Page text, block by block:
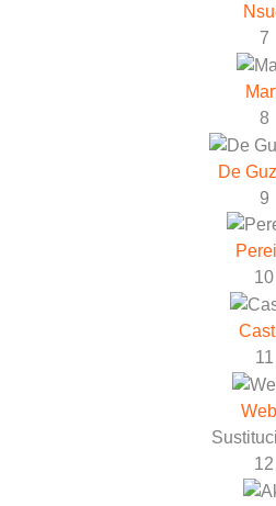
7
8
De
9
10
11
12